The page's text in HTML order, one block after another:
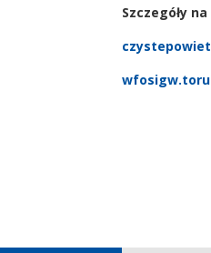
Szczegóły